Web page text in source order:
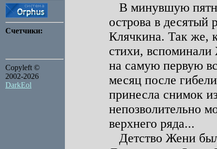
Счетчики:
Copyleft ©
2002-2026
DarkEol
В минувшую
острова в десятый
Клячкина. Так же,
стихи,
на самую первую
месяц после
принесла снимок
непозволительно
верхнего ряда...
Детство Жени